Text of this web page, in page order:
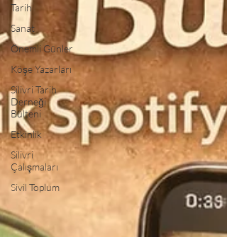
Tarih
Sanat
Önemli Günler
Köşe Yazarları
Silivri Tarih
Derneği
Bülteni
Etkinlik
Silivri
Çalışmaları
Sivil Toplum